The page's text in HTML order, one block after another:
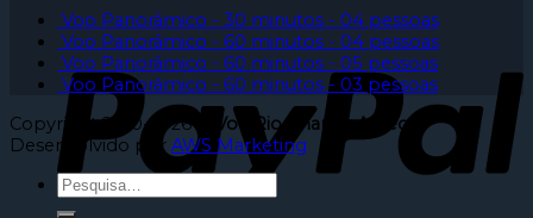
Voo Panorâmico - 30 minutos - 04 pessoas
Voo Panorâmico - 60 minutos - 04 pessoas
Voo Panorâmico - 60 minutos - 05 pessoas
Voo Panorâmico - 60 minutos - 03 pessoas
Copyright 2010-2026 ©
Voe Rio Charter Aéreo|
Desenvolvido por AWS Marketing